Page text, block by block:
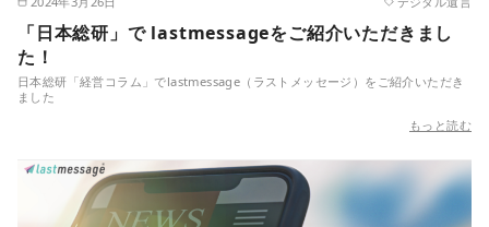
「日本総研」で lastmessageをご紹介いただきまし
た！
日本総研「経営コラム」でlastmessage（ラストメッセージ）をご紹介いただき
ました
もっと読む